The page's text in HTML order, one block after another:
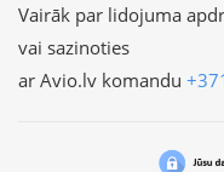
Vairāk par lidojuma
vai sazinoties
ar Avio.lv komandu